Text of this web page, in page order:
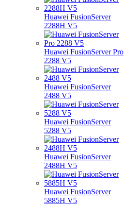
Huawei FusionServer
2288H V5
Huawei FusionServer Pro
2288 V5
Huawei FusionServer
2488 V5
Huawei FusionServer
5288 V5
Huawei FusionServer
2488H V5
Huawei FusionServer
5885H V5